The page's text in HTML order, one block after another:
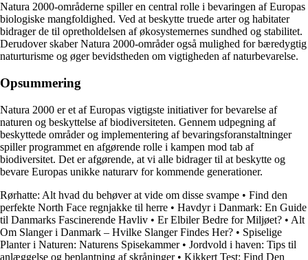
Natura 2000-områderne spiller en central rolle i bevaringen af Europas
biologiske mangfoldighed. Ved at beskytte truede arter og habitater
bidrager de til opretholdelsen af økosystemernes sundhed og stabilitet.
Derudover skaber Natura 2000-områder også mulighed for bæredygtig
naturturisme og øger bevidstheden om vigtigheden af naturbevarelse.
Opsummering
Natura 2000 er et af Europas vigtigste initiativer for bevarelse af
naturen og beskyttelse af biodiversiteten. Gennem udpegning af
beskyttede områder og implementering af bevaringsforanstaltninger
spiller programmet en afgørende rolle i kampen mod tab af
biodiversitet. Det er afgørende, at vi alle bidrager til at beskytte og
bevare Europas unikke naturarv for kommende generationer.
Rørhatte: Alt hvad du behøver at vide om disse svampe • Find den
perfekte North Face regnjakke til herre • Havdyr i Danmark: En Guide
til Danmarks Fascinerende Havliv • Er Elbiler Bedre for Miljøet? • Alt
Om Slanger i Danmark – Hvilke Slanger Findes Her? • Spiselige
Planter i Naturen: Naturens Spisekammer• Jordvold i haven: Tips til
anlæggelse og beplantning af skråninger• Kikkert Test: Find Den